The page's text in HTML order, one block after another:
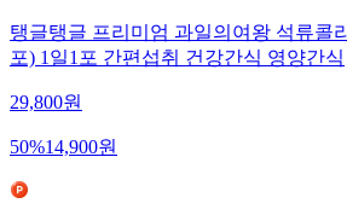
탱글탱글 프리미엄 과일의여왕 석류콜
포) 1일1포 간편섭취 건강간식 영양간식
29,800원
50%14,900원